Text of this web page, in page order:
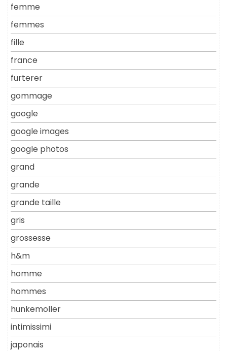
femme
femmes
fille
france
furterer
gommage
google
google images
google photos
grand
grande
grande taille
gris
grossesse
h&m
homme
hommes
hunkemoller
intimissimi
japonais